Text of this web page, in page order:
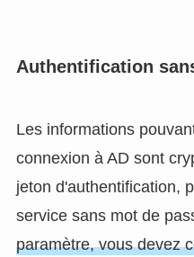
Authentification
Les informations
connexion à AD sont
jeton d'authentification,
service sans mot de
paramètre, vous devez